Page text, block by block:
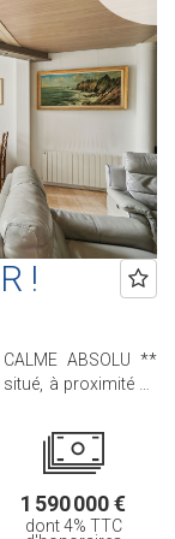
, deux salles
et de nombreux
de Paris !! et 3
Vaneau - 85 rue de
- 83 rue de Rennes
!
atelier d'artiste -
; une très jolie
d'une allée privée,
grande baie vitrée
1 590 000 €
dont 4% TTC